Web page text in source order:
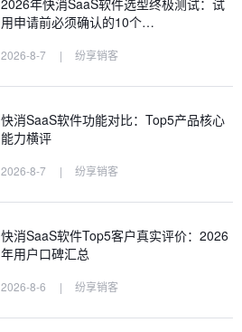
2026年快消SaaS软件选型终极测试：试
用申请前必须确认的10个…
2026-8-7 | 纷享销客
快消SaaS软件功能对比：Top5产品核心
能力横评
2026-8-7 | 纷享销客
快消SaaS软件Top5客户真实评价：2026
年用户口碑汇总
2026-8-6 | 纷享销客